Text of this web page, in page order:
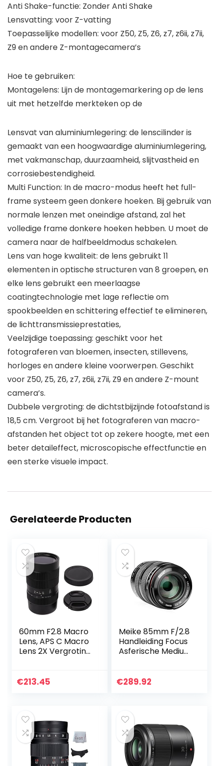
Anti Shake-functie: Zonder Anti Shake
Lensvatting: voor Z-vatting
Toepasselijke modellen: voor Z50, Z5, Z6, z7, z6ii, z7ii,
Z9 en andere Z-montagecamera’s
Hoe te gebruiken:
Montagelens: Lijn de montagemarkering op de lens
uit met hetzelfde merkteken op de
Lensvat van aluminiumlegering: de lenscilinder is
gemaakt van een hoogwaardige aluminiumlegering,
met vakmanschap, duurzaamheid, slijtvastheid en
corrosiebestendigheid.
Multi Function: In de macro-modus heeft het full-
frame systeem geen donkere hoeken. Bij gebruik van
normale lenzen met oneindige afstand, zal het
volledige frame donkere hoeken hebben. U moet de
camera naar de halfbeeldmodus schakelen.
Lens van hoge kwaliteit: de lens gebruikt 11
elementen in optische structuren van 8 groepen, en
elke lens gebruikt een meerlaagse
coatingtechnologie met lage reflectie om
spookbeelden en schittering effectief te elimineren,
de lichttransmissieprestaties,
Veelzijdige toepassing: geschikt voor het
fotograferen van bloemen, insecten, stillevens,
horloges en andere kleine voorwerpen. Geschikt
voor Z50, Z5, Z6, z7, z6ii, z7ii, Z9 en andere Z-mount
camera’s.
Dubbele vergroting: de dichtstbijzijnde fotoafstand is
18,5 cm. Vergroot bij het fotograferen van macro-
afstanden het object tot op zekere hoogte, met een
beter detaileffect, microscopische effectfunctie en
een sterke visuele impact.
Gerelateerde Producten
60mm F2.8 Macro
Lens, APS C Macro
Lens 2X Vergroting
Macro Lens, voor Z
€213.45
Meike 85mm F/2.8
Handleiding Focus
Asferische Medium
Prime Macro Lens
€289.92